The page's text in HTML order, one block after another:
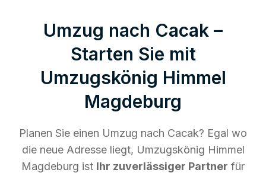
Umzug nach Cacak –
Starten Sie mit
Umzugskönig Himmel
Magdeburg
Planen Sie einen Umzug nach Cacak? Egal wo
die neue Adresse liegt, Umzugskönig Himmel
Magdeburg ist Ihr zuverlässiger Partner für